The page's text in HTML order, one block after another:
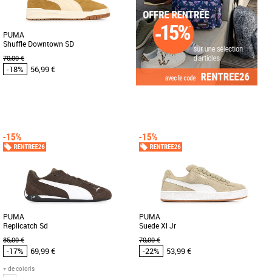
PUMA
Shuffle Downtown SD
70,00 €
-18% 56,99 €
Chaussures Puma pas cher et Promos
Baskets Puma
À toi la crème du streetwear avec la
pour épouser tes pas et [...]
PUMA
Replicatch Sd
85,00 €
-17% 69,99 €
+ de coloris
PUMA
Suede Xl Jr
70,00 €
-22% 53,99 €